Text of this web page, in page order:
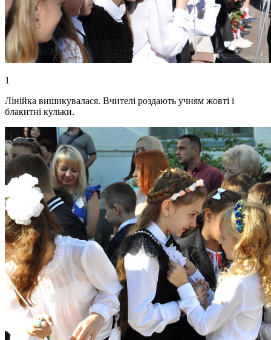
1
Лінійка вишикувалася. Вчителі роздають учням жовті і
блакитні кульки.